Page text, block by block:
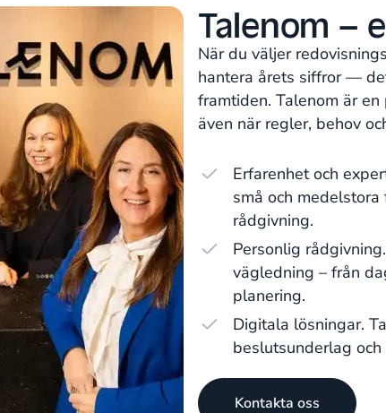
Talenom –
När du väljer
hantera årets siffror —
framtiden. Talenom är
även när regler, behov
Erfarenhet och
små och
rådgivning.
Personlig
vägledning – från
planering.
Digitala lösningar.
beslutsunderlag
Kontakta oss